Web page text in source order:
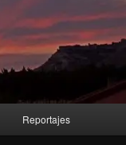
Reportajes